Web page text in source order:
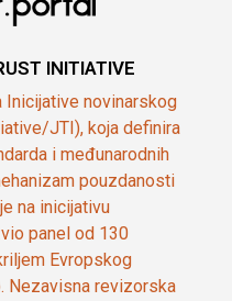
INITIATIVE
novinarskog
JTI), koja definira
i međunarodnih
pouzdanosti
na inicijativu
panel od 130
Evropskog
Nezavisna revizorska